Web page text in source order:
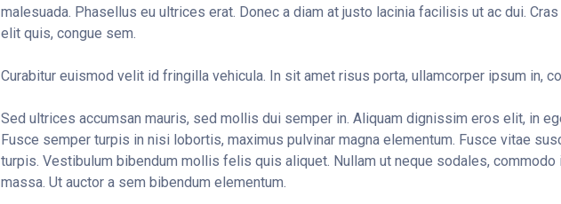
malesuada. Phasellus eu ultrices erat. Donec a diam at justo lacinia facilisis ut ac dui.
elit quis, congue sem.
Curabitur euismod velit id fringilla vehicula. In sit amet risus porta, ullamcorper ipsum in,
Sed ultrices accumsan mauris, sed mollis dui semper in. Aliquam dignissim eros elit, in
Fusce semper turpis in nisi lobortis, maximus pulvinar magna elementum. Fusce vitae
turpis. Vestibulum bibendum mollis felis quis aliquet. Nullam ut neque sodales, commodo
massa. Ut auctor a sem bibendum elementum.